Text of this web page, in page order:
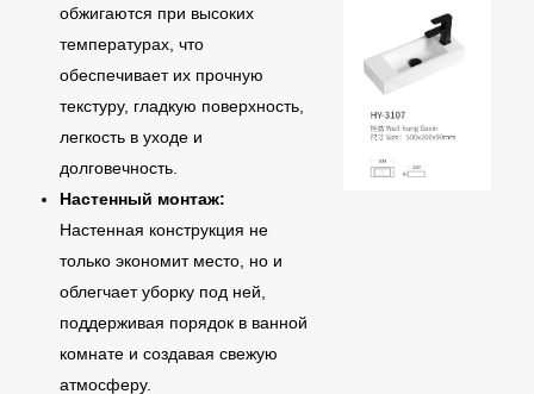
обжигаются при высоких
температурах, что
обеспечивает их прочную
текстуру, гладкую поверхность,
легкость в уходе и
долговечность.
Настенный монтаж:
Настенная конструкция не
только экономит место, но и
облегчает уборку под ней,
поддерживая порядок в ванной
комнате и создавая свежую
атмосферу.